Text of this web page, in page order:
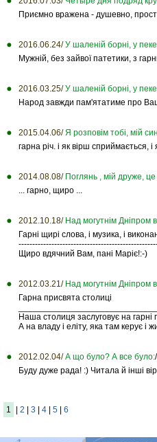
Приємно вражена - душевно,
2016.06.24/ У шаленій борні, у
Мужній, без зайвої патетики, з
2016.03.25/ У шаленій борні, у
Народ завжди пам'ятатиме про
2015.04.06/ Я розповім тобі, мій
гарна річ. і як вірш сприймається, і
2014.08.08/ Поглянь , мій друже, це
... гарно, щиро ...
2012.10.18/ Над могутнім Дніпром
Гарні щирі слова, і музика, і
Щиро вдячний Вам, пані Маріє!:-)
2012.03.21/ Над могутнім Дніпром
Гарна присвята столиці
Наша столиця заслуговує на гарні
А на владу і еліту, яка там керує і
2012.02.04/ А що було? А все було:/
Буду дуже рада! :) Читала й інші
1 2 3 4 5 6